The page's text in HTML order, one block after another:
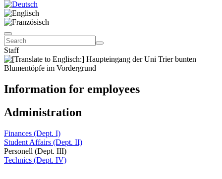
Staff
Information for employees
Administration
Finances (Dept. I)
Student Affairs (Dept. II)
Personell (Dept. III)
Technics (Dept. IV)